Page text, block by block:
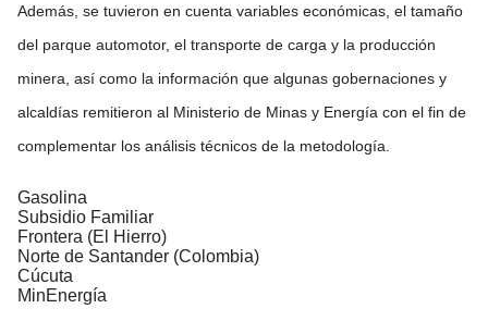
Además, se tuvieron en cuenta variables económicas, el tamaño
del parque automotor, el transporte de carga y la producción
minera, así como la información que algunas gobernaciones y
alcaldías remitieron al Ministerio de Minas y Energía con el fin de
complementar los análisis técnicos de la metodología.
Gasolina
Subsidio Familiar
Frontera (El Hierro)
Norte de Santander (Colombia)
Cúcuta
MinEnergía